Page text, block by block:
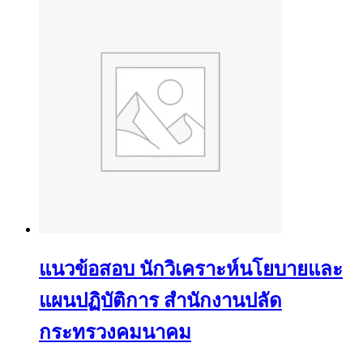
แนวข้อสอบ นักวิเคราะห์นโยบายและ
แผนปฏิบัติการ สำนักงานปลัด
กระทรวงคมนาคม